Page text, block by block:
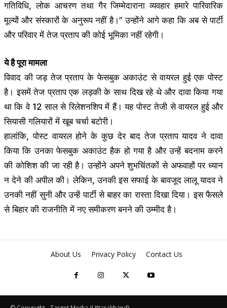
गतिविधि, लोक आचरण तथा गैर जिम्मेदाराना व्यवहार हमारे पारिवारिक
मूल्यों और संस्कारों के अनुरूप नहीं है।” उन्होंने आगे कहा कि अब से पार्टी
और परिवार में तेज प्रताप की कोई भूमिका नहीं रहेगी।
ये है पूरा मामला
विवाद की जड़ तेज प्रताप के फेसबुक अकाउंट से वायरल हुई एक पोस्ट
है। इसमें तेज प्रताप एक लड़की के साथ दिख रहे थे और दावा किया गया
था कि वे 12 साल से रिलेशनशिप में हैं। यह पोस्ट तेजी से वायरल हुई और
सियासी गलियारों में खूब चर्चा बटोरी।
हालांकि, पोस्ट वायरल होने के कुछ देर बाद तेज प्रताप यादव ने दावा
किया कि उनका फेसबुक अकाउंट हैक हो गया है और उन्हें बदनाम करने
की कोशिश की जा रही है। उन्होंने अपने शुभचिंतकों से अफवाहों पर ध्यान
न देने की अपील की। लेकिन, उनकी इस सफाई के बावजूद लालू यादव ने
उनकी नहीं सुनी और उन्हें पार्टी से बाहर का रास्ता दिखा दिया। इस फैसले
से बिहार की राजनीति में नए समीकरण बनने की उम्मीद है।
About Us Privacy Policy Contact Us